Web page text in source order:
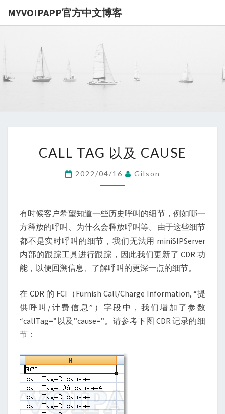
MYVOIPAPP官方中文博客
MYVOIPAPP
TAG
及
CALL TAG 以及 CAUSE
2022/04/16 Gilson
有时候客户希望知道一些历史呼叫的细节，例如哪一
方释放的呼叫、为什么会释放呼叫等。由于这些细节
都不是实时呼叫的细节，我们无法用 miniSIPServer
内部的跟踪工具进行跟踪，因此我们更新了 CDR 功
能，以便回溯信息、了解呼叫的更深一点的细节。
在 CDR 的 FCI（Furnish Call/Charge Information, “提
供呼叫/计费信息”）字段中，我们增加了参数
“callTag=”以及”cause=”。请参考下图 CDR 记录的细
节：